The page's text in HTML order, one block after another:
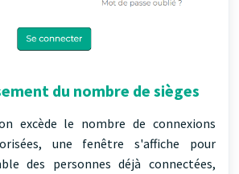
du nombre de sièges
excède le nombre de connexions
une fenêtre s'affiche pour
des personnes déjà connectées,